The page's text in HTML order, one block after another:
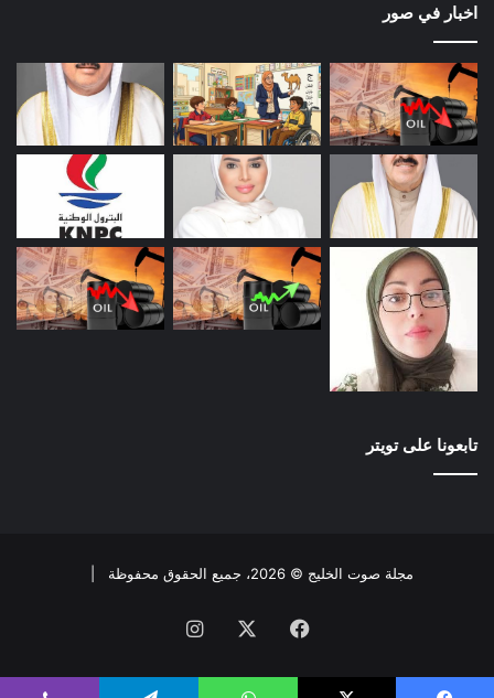
اخبار في صور
تابعونا على تويتر
مجلة صوت الخليج © 2026، جميع الحقوق محفوظة |
فيسبوك انستقرام